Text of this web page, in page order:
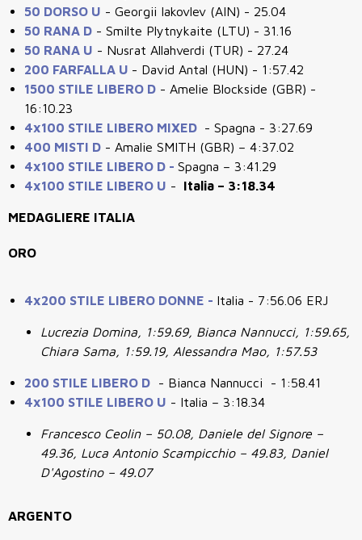
50 DORSO U - Georgii Iakovlev (AIN) - 25.04
50 RANA D - Smilte Plytnykaite (LTU) - 31.16
50 RANA U - Nusrat Allahverdi (TUR) - 27.24
200 FARFALLA U - David Antal (HUN) - 1:57.42
1500 STILE LIBERO D - Amelie Blockside (GBR) -
16:10.23
4x100 STILE LIBERO MIXED - Spagna - 3:27.69
400 MISTI D - Amalie SMITH (GBR) – 4:37.02
4x100 STILE LIBERO D - Spagna – 3:41.29
4x100 STILE LIBERO U - Italia – 3:18.34
MEDAGLIERE ITALIA
ORO
4x200 STILE LIBERO DONNE - Italia - 7:56.06 ERJ
Lucrezia Domina, 1:59.69, Bianca Nannucci, 1:59.65,
Chiara Sama, 1:59.19, Alessandra Mao, 1:57.53
200 STILE LIBERO D - Bianca Nannucci - 1:58.41
4x100 STILE LIBERO U - Italia – 3:18.34
Francesco Ceolin – 50.08, Daniele del Signore –
49.36, Luca Antonio Scampicchio – 49.83, Daniel
D'Agostino – 49.07
ARGENTO